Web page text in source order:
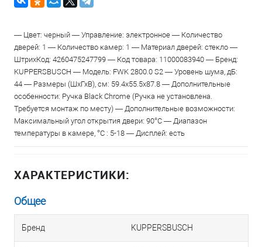
— Цвет: черный — Управление: электронное — Количество
дверей: 1 — Количество камер: 1 — Материал дверей: стекло —
ШтрихКод: 4260475247799 — Код товара: 11000083940 — Бренд:
KUPPERSBUSCH — Модель: FWK 2800.0 S2 — Уровень шума, дБ:
44 — Размеры (ШхГхВ), см: 59.4х55.5х87.8 — Дополнительные
особенности: Ручка Black Chrome (Ручка не установлена.
Требуется монтаж по месту) — Дополнительные возможности:
Максимальный угол открытия двери: 90°C — Диапазон
температуры в камере, °С : 5-18 — Дисплей: есть
ХАРАКТЕРИСТИКИ:
Общее
Бренд KUPPERSBUSCH